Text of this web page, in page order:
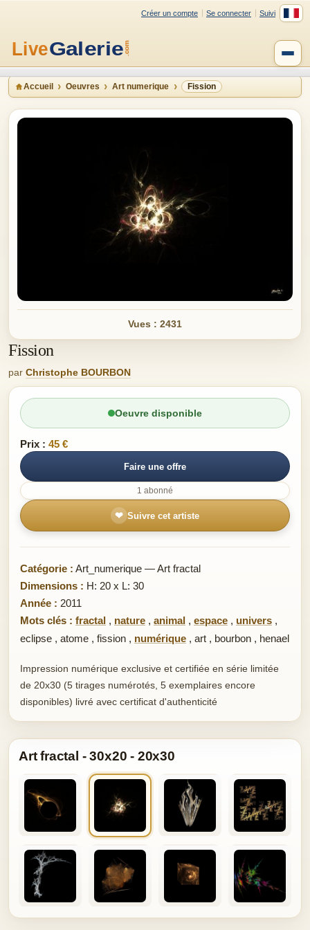
Créer un compte Se connecter Suivi
Accueil Oeuvres Art numerique Fission
Vues : 2431
Fission
par Christophe BOURBON
Oeuvre disponible
Prix : 45 €
Faire une offre
1 abonné
❤ Suivre cet artiste
Catégorie : Art_numerique — Art fractal
Dimensions : H: 20 x L: 30
Année : 2011
Mots clés : fractal , nature , animal , espace , univers ,
eclipse , atome , fission , numérique , art , bourbon , henael
Impression numérique exclusive et certifiée en série limitée
de 20x30 (5 tirages numérotés, 5 exemplaires encore
disponibles) livré avec certificat d'authenticité
Art fractal - 30x20 - 20x30